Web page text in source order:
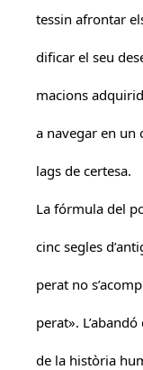
tessin afrontar
dificar el seu
macions
a navegar en un
lags de certesa.
La fórmula del
cinc segles
perat no
perat».
de la història